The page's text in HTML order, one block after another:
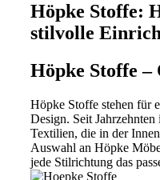
Höpke Stoffe:
stilvolle
Höpke Stoffe
Höpke Stoffe stehen für
Design. Seit
Textilien, die in der
Auswahl an Höpke
jede Stilrichtung das